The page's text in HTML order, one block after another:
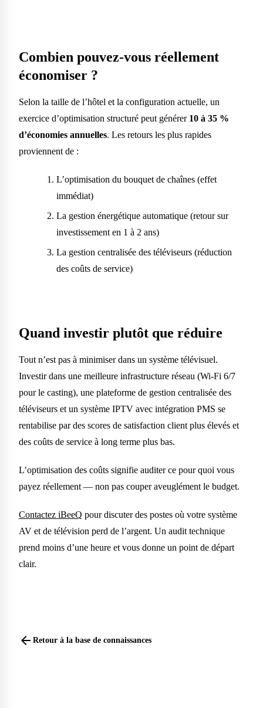
Combien pouvez-vous réellement
économiser ?
Selon la taille de l’hôtel et la configuration actuelle, un
exercice d’optimisation structuré peut générer 10 à 35 %
d’économies annuelles. Les retours les plus rapides
proviennent de :
L’optimisation du bouquet de chaînes (effet
immédiat)
La gestion énergétique automatique (retour sur
investissement en 1 à 2 ans)
La gestion centralisée des téléviseurs (réduction
des coûts de service)
Quand investir plutôt que réduire
Tout n’est pas à minimiser dans un système télévisuel.
Investir dans une meilleure infrastructure réseau (Wi-Fi 6/7
pour le casting), une plateforme de gestion centralisée des
téléviseurs et un système IPTV avec intégration PMS se
rentabilise par des scores de satisfaction client plus élevés et
des coûts de service à long terme plus bas.
L’optimisation des coûts signifie auditer ce pour quoi vous
payez réellement — non pas couper aveuglément le budget.
Contactez iBeeQ pour discuter des postes où votre système
AV et de télévision perd de l’argent. Un audit technique
prend moins d’une heure et vous donne un point de départ
clair.
arrow_back Retour à la base de connaissances